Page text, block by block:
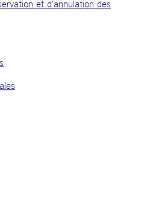
et d’annulation des